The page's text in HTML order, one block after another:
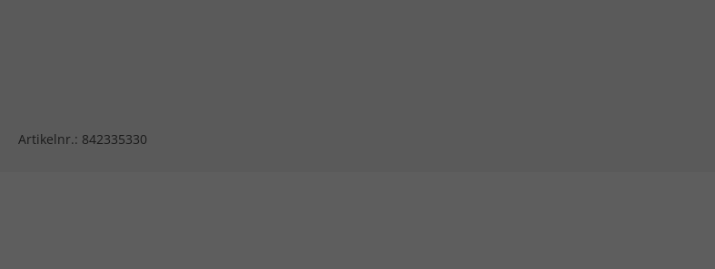
Artikelnr.: 842335330